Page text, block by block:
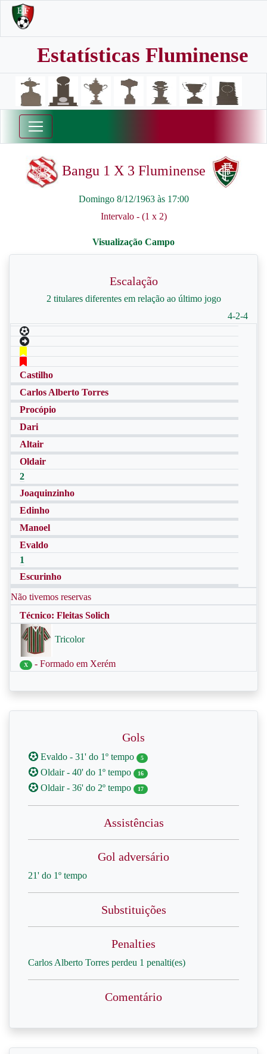
Estatísticas Fluminense
Bangu 1 X 3 Fluminense
Domingo 8/12/1963 às 17:00
Intervalo - (1 x 2)
Escalação
2 titulares diferentes em relação ao último jogo
4-2-4
Castilho
Carlos Alberto Torres
Procópio
Dari
Altair
Oldair
2
Joaquinzinho
Edinho
Manoel
Evaldo
1
Escurinho
Não tivemos reservas
Técnico: Fleitas Solich
Tricolor
X - Formado em Xerém
Gols
Evaldo - 31' do 1º tempo 5
Oldair - 40' do 1º tempo 16
Oldair - 36' do 2º tempo 17
Assistências
Gol adversário
21' do 1º tempo
Substituições
Penalties
Carlos Alberto Torres perdeu 1 penalti(es)
Comentário